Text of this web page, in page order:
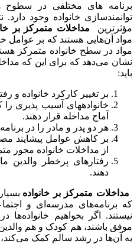
برنامه ­های مختلفی در سطوح
توانمندسازی خانواده وجود
مؤثرترین مداخلات متمرکز بر
مواد آن‌هایی هستند که بر
مواد در سطح خانواده متمرکز
نشان می‌دهد که برای این که
باید:
بر تغییر کارکرد خانواده و
خانواده­های آسیب پذیری
آماج مداخله قرار دهند.
هر دو پدر و مادر را در
بر کاهش عوامل پیشایند
از مداخلات خانواده محور
رفتارهای پرخطر والدین
دهند.
مداخلات متمرکز بر خانواده
که برنامه‌های مدرسه‌ای و
نیستند. اگر بخواهیم خانواده‌ها
موفق باشند، هم کودک و هم والدین
به آن‌ها در رشد سالم کمک می‌کند،